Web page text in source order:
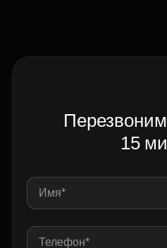
15